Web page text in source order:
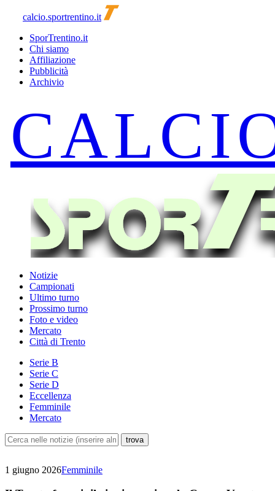
calcio.sportrentino.it
SporTrentino.it
Chi siamo
Affiliazione
Pubblicità
Archivio
Notizie
Campionati
Ultimo turno
Prossimo turno
Foto e video
Mercato
Città di Trento
Serie B
Serie C
Serie D
Eccellenza
Femminile
Mercato
1 giugno 2026Femminile